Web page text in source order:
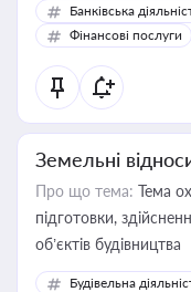
Банківська
Фінансові послуги
Земельні
Про що тема: Тема
підготовки,
об’єктів будівництва
Будівельна